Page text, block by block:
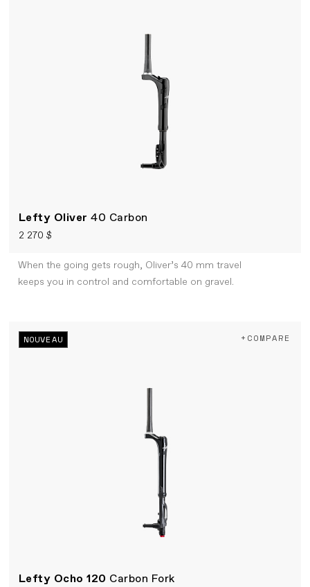
Lefty Oliver40 Carbon
2 270 $
When the going gets rough, Oliver’s 40 mm travel
keeps you in control and comfortable on gravel.
NOUVEAU
Lefty Ocho 120 Carbon Fork
+COMPARE